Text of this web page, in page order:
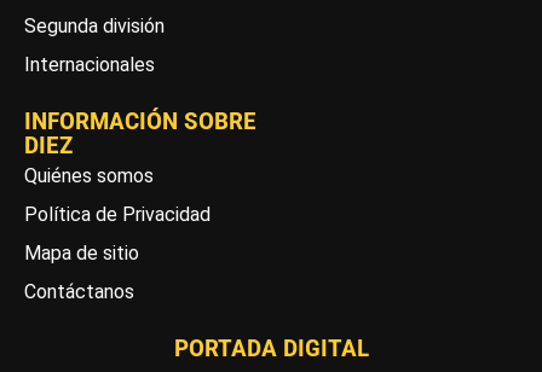
Segunda división
Internacionales
INFORMACIÓN SOBRE
DIEZ
Quiénes somos
Política de Privacidad
Mapa de sitio
Contáctanos
PORTADA DIGITAL